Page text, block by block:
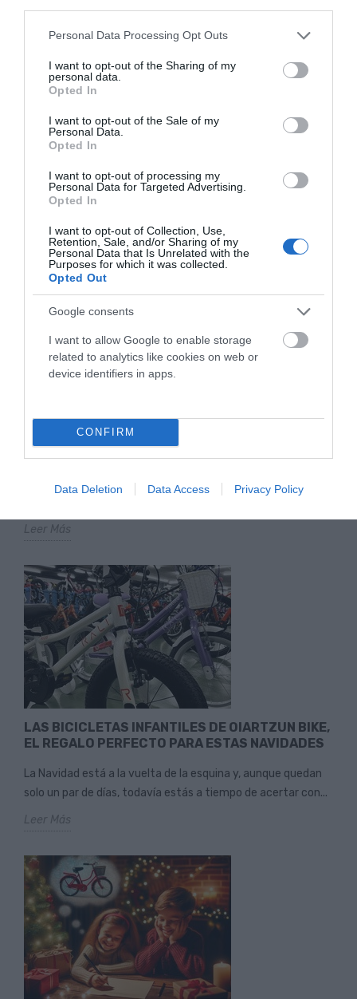
Please note that this website/app uses one or more Google
not limited to your visit or usage behaviour. You may click to
grant or deny consent to Google and its third-party tags to
use your data for below specified purposes in below Google
consent section.
Personal Data Processing Opt Outs
I want to opt-out of the Sharing of my
personal data.
Opted In
I want to opt-out of the Sale of my
Personal Data.
Opted In
I want to opt-out of processing my
Personal Data for Targeted Advertising.
Opted In
I want to opt-out of Collection, Use,
Retention, Sale, and/or Sharing of my
Personal Data that Is Unrelated with the
Purposes for which it was collected.
Opted Out
Google consents
I want to allow Google to enable storage
related to analytics like cookies on web or
device identifiers in apps.
CONFIRM
Data Deletion Data Access Privacy Policy
BICICLETAS INFANTILES Y JUNIOR EN OIARTZUN
En Oiartzun Bike contamos con una amplia gama de
cada...
Leer Más
COMUNIONES EN GIPUZKOA: RESERVA YA EN
OIARTZUN BIKE
stock para las próximas comuniones. Si la idea es acertar
Leer Más
LAS BICICLETAS INFANTILES DE OIARTZUN BIKE,
EL REGALO PERFECTO PARA ESTAS NAVIDADES
La Navidad está a la vuelta de la esquina y, aunque quedan
solo un par de días, todavía estás a tiempo de acertar con...
Leer Más